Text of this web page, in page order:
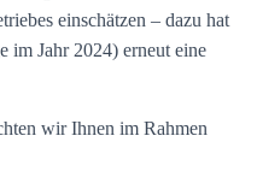
einschätzen – dazu hat
im Jahr 2024) erneut eine
wir Ihnen im Rahmen